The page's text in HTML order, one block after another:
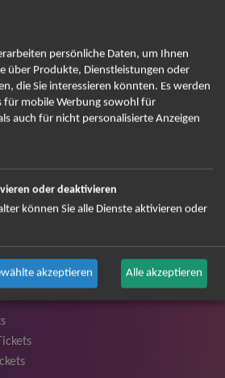
können Sie sich abmelden ...
persönliche Daten, um Ihnen
über Produkte, Dienstleistungen oder
die Sie interessieren könnten. Es werden
für mobile Werbung sowohl für
auch für nicht personalisierte Anzeigen
oder deaktivieren
können Sie alle Dienste aktivieren oder
akzeptieren Alle akzeptieren